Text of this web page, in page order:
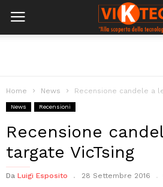
Home News Recensione candele a
News Recensioni
Recensione
targate VicTsing
Da Luigi Esposito 28 Settembre 2016